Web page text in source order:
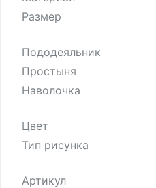
Размер
Пододеяльник
Простыня
Наволочка
Цвет
Тип рисунка
Артикул